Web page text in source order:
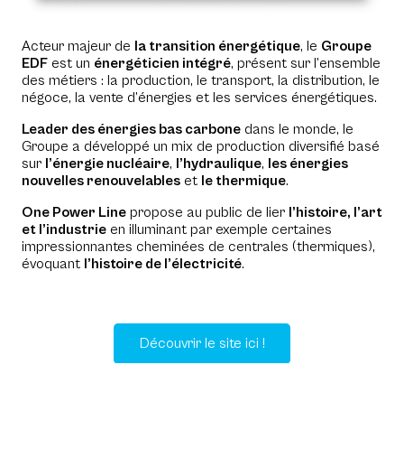
Acteur majeur de la transition énergétique, le Groupe
EDF est un énergéticien intégré, présent sur l’ensemble
des métiers : la production, le transport, la distribution, le
négoce, la vente d’énergies et les services énergétiques.
Leader des énergies bas carbone dans le monde, le
Groupe a développé un mix de production diversifié basé
sur l’énergie nucléaire, l’hydraulique, les énergies
nouvelles renouvelables et le thermique.
One Power Line propose au public de lier l’histoire, l’art
et l’industrie en illuminant par exemple certaines
impressionnantes cheminées de centrales (thermiques),
évoquant l’histoire de l’électricité.
Découvrir le site ici !